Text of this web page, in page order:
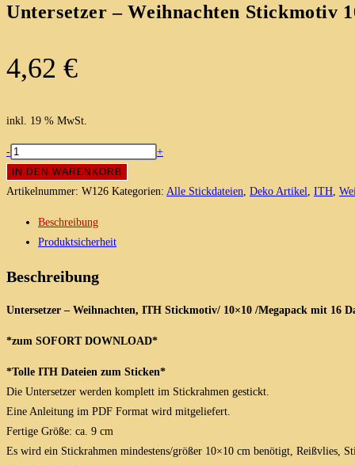
Untersetzer – Weihnachten Stickmotiv
4,62 €
inkl. 19 % MwSt.
Untersetzer
Weihnachten
Megapack
16
Menge
- +
IN DEN WARENKORB
Artikelnummer: W126 Kategorien: Alle Stickdateien Deko Artikel ITH
Beschreibung
Produktsicherheit
Beschreibung
Untersetzer – Weihnachten, ITH Stickmotiv/ 10×10 /Megapack mit 16
*zum SOFORT DOWNLOAD*
*Tolle ITH Dateien zum Sticken*
Die Untersetzer werden komplett im Stickrahmen gestickt.
Eine Anleitung im PDF Format wird mitgeliefert.
Fertige Größe: ca. 9 cm
Es wird ein Stickrahmen mindestens/größer 10×10 cm benötigt, Reißvlies,